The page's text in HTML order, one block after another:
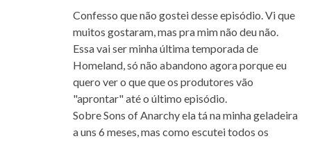
Confesso que não gostei desse episódio. Vi que
muitos gostaram, mas pra mim não deu não.
Essa vai ser minha última temporada de
Homeland, só não abandono agora porque eu
quero ver o que que os produtores vão
"aprontar" até o último episódio.
Sobre Sons of Anarchy ela tá na minha geladeira
a uns 6 meses, mas como escutei todos os